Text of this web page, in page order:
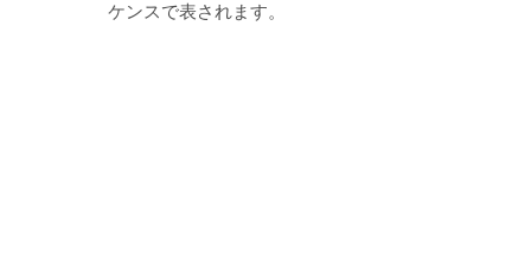
ケンスで表されます。